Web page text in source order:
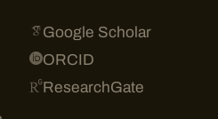
Google Scholar
ORCID
ResearchGate